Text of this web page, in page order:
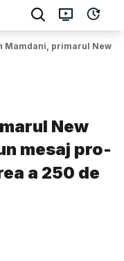
Mamdani, primarul New
New
mesaj pro-
a 250 de